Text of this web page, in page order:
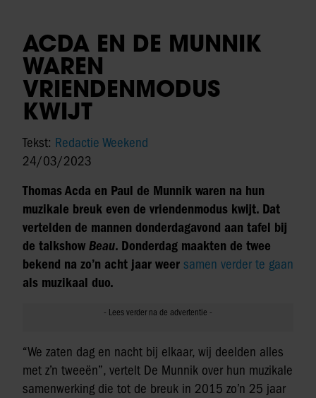
ACDA EN DE MUNNIK
WAREN
VRIENDENMODUS
KWIJT
Tekst: Redactie Weekend
24/03/2023
Thomas Acda en Paul de Munnik waren na hun
muzikale breuk even de vriendenmodus kwijt. Dat
vertelden de mannen donderdagavond aan tafel bij
de talkshow Beau. Donderdag maakten de twee
bekend na zo’n acht jaar weer samen verder te gaan
als muzikaal duo.
“We zaten dag en nacht bij elkaar, wij deelden alles
met z’n tweeën”, vertelt De Munnik over hun muzikale
samenwerking die tot de breuk in 2015 zo’n 25 jaar